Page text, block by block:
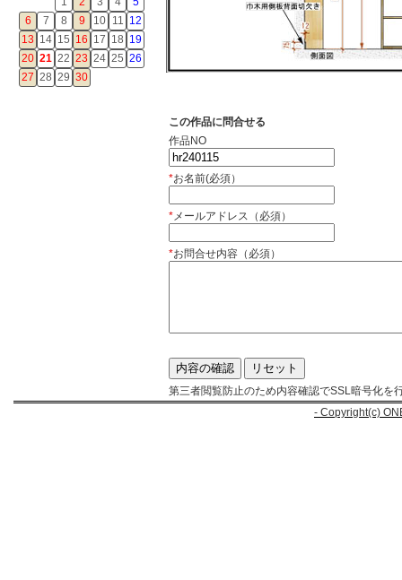
6
7 8 9 10 11 12
13 14 15 16 17 18 19
20 21 22 23 24 25 26
27 28 29 30
この作品に問合せる
作品NO
*お名前(必須）
*メールアドレス（必須）
*お問合せ内容（必須）
第三者閲覧防止のため内容確認でSSL暗号化を
- Copyright(c)